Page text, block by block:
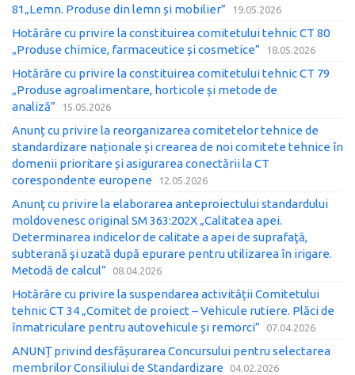
81„Lemn. Produse din lemn și mobilier”
19.05.2026
Hotărâre cu privire la constituirea comitetului tehnic CT 80
„Produse chimice, farmaceutice și cosmetice”
18.05.2026
Hotărâre cu privire la constituirea comitetului tehnic CT 79
„Produse agroalimentare, horticole și metode de
analiză”
15.05.2026
Anunț cu privire la reorganizarea comitetelor tehnice de
standardizare naționale și crearea de noi comitete tehnice în
domenii prioritare și asigurarea conectării la CT
corespondente europene
12.05.2026
Anunţ cu privire la elaborarea anteproiectului standardului
moldovenesc original SM 363:202X „Calitatea apei.
Determinarea indicelor de calitate a apei de suprafaţă,
subterană şi uzată după epurare pentru utilizarea în irigare.
Metodă de calcul”
08.04.2026
Hotărâre cu privire la suspendarea activității Comitetului
tehnic CT 34 „Comitet de proiect – Vehicule rutiere. Plăci de
înmatriculare pentru autovehicule și remorci”
07.04.2026
ANUNȚ privind desfășurarea Concursului pentru selectarea
membrilor Consiliului de Standardizare
04.02.2026